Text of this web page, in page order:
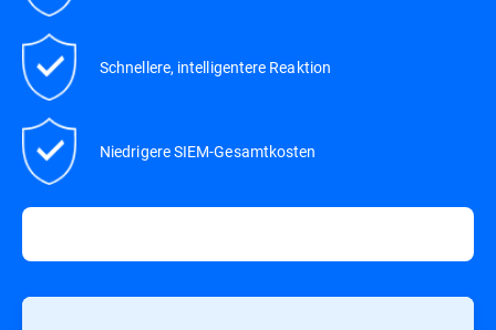
Schnellere, intelligentere Reaktion
Niedrigere SIEM-Gesamtkosten